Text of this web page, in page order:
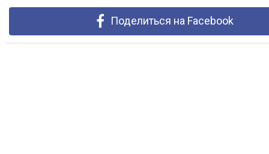
Поделиться на Facebook